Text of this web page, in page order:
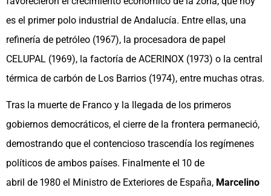
es el primer polo industrial de Andalucía. Entre ellas, una
refinería de petróleo (1967), la procesadora de papel
CELUPAL (1969), la factoría de ACERINOX (1973) o la central
térmica de carbón de Los Barrios (1974), entre muchas otras.
Tras la muerte de Franco y la llegada de los primeros
gobiernos democráticos, el cierre de la frontera permaneció,
demostrando que el contencioso trascendía los regímenes
políticos de ambos países. Finalmente el 10 de
abril de 1980 el Ministro de Exteriores de España, Marcelino